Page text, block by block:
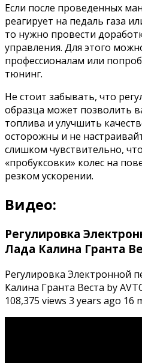
Если после проведенных
реагирует на педаль газа
то нужно провести
управления. Для этого
профессионалам или
тюнинг.
Не стоит забывать, что
образца может позволить
топлива и улучшить
осторожны и не
слишком чувствительно,
«пробуксовки» колес на
резком ускорении.
Видео:
Регулировка
Лада Калина Гранта
Регулировка Электронной
Калина Гранта Веста by
108,375 views 3 years ago 16